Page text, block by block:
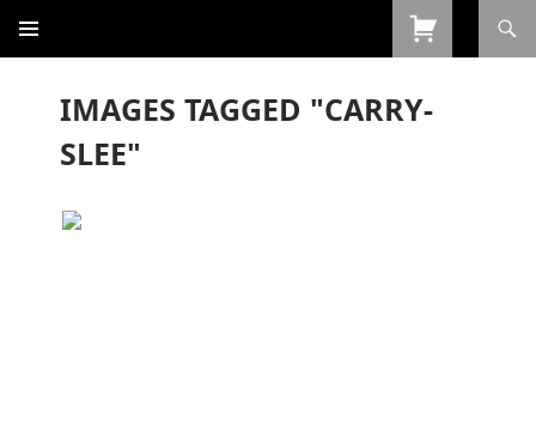
CONTEÚDO
IMAGES TAGGED "CARRY-
SLEE"